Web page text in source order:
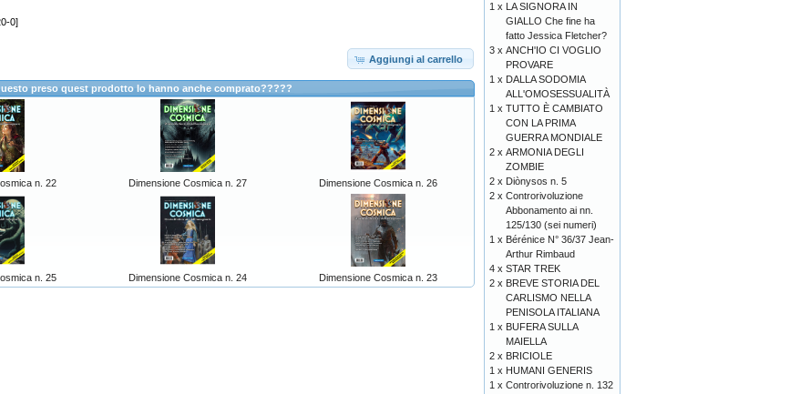
0]
Aggiungi al carrello
preso quest prodotto lo hanno anche comprato?????
n. 22 Dimensione Cosmica n. 27 Dimensione Cosmica n. 26
n. 25 Dimensione Cosmica n. 24 Dimensione Cosmica n. 23
1 x LA SIGNORA IN
GIALLO Che fine ha
fatto Jessica Fletcher?
3 x ANCH'IO CI VOGLIO
PROVARE
1 x DALLA SODOMIA
ALL'OMOSESSUALITÀ
1 x TUTTO È CAMBIATO
CON LA PRIMA
GUERRA MONDIALE
2 x ARMONIA DEGLI
ZOMBIE
2 x Diònysos n. 5
2 x Controrivoluzione
Abbonamento ai nn.
125/130 (sei numeri)
1 x Bérénice N° 36/37 Jean-
Arthur Rimbaud
4 x STAR TREK
2 x BREVE STORIA DEL
CARLISMO NELLA
PENISOLA ITALIANA
1 x BUFERA SULLA
MAIELLA
2 x BRICIOLE
1 x HUMANI GENERIS
1 x Controrivoluzione n. 132